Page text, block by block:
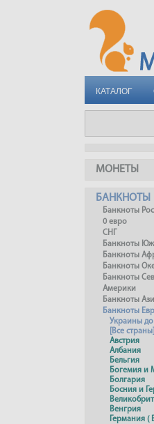
КАТАЛОГ
МОНЕТЫ
БАНКНОТЫ
Банкноты
0 евро
СНГ
Банкноты
Банкноты
Банкноты
Банкноты
Америки
Банкноты
Банкноты
Украины до
[Все страны]
Австрия
Албания
Бельгия
Богемия и
Болгария
Босния и
Венгрия
Германия (